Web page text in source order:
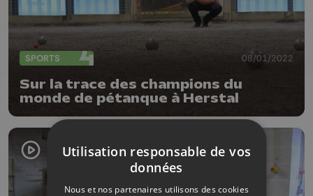
SPORTS 08/01/2022
Sur la trace des champions du
monde de pétanque à Herstal
Utilisation responsable de vos
données
Nous et nos partenaires utilisons des cookies